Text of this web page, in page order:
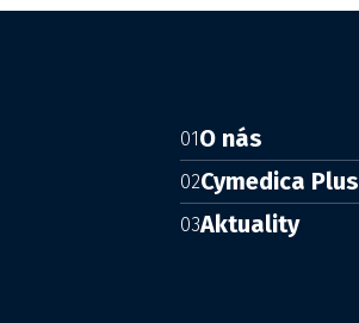
01O nás
02Cymedica Plus
03Aktuality